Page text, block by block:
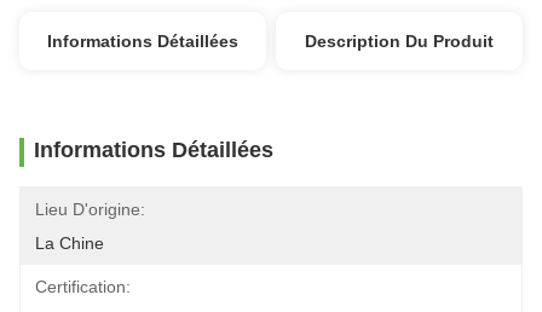
Informations Détaillées Description Du Produit
Informations Détaillées
Lieu D'origine:
La Chine
Certification: